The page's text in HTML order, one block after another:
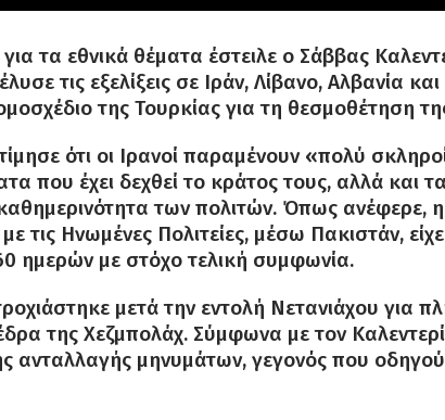
τα εθνικά θέματα έστειλε ο Σάββας
τις εξελίξεις σε Ιράν, Λίβανο, Αλβανία
της Τουρκίας για τη θεσμοθέτηση
ότι οι Ιρανοί παραμένουν «πολύ
που έχει δεχθεί το κράτος τους, αλλά και
των πολιτών. Όπως ανέφερε, η
τις Ηνωμένες Πολιτείες, μέσω Πακιστάν,
ημερών με στόχο τελική συμφωνία.
μετά την εντολή Νετανιάχου για
της Χεζμπολάχ. Σύμφωνα με τον
ανταλλαγής μηνυμάτων, γεγονός που